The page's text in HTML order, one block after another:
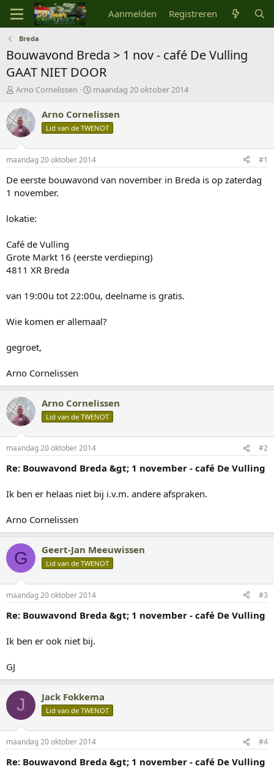
Aanmelden Registreren
Breda
Bouwavond Breda > 1 nov - café De Vulling
GAAT NIET DOOR
O
d
e
r
w
r
p
t
r
e
r
Arno Cornelissen
S
a
r
t
a
t
u
maandag 20 oktober 2014
Arno Cornelissen
Lid van de TWENOT
maandag 20 oktober 2014 #1
De eerste bouwavond van november in Breda is op zaterdag
1 november.
lokatie:
Café de Vulling
Grote Markt 16 (eerste verdieping)
4811 XR Breda
van 19:00u tot 22:00u, deelname is gratis.
Wie komen er allemaal?
gegroet,
Arno Cornelissen
Arno Cornelissen
Lid van de TWENOT
maandag 20 oktober 2014 #2
Re: Bouwavond Breda &gt; 1 november - café De Vulling
Ik ben er helaas niet bij i.v.m. andere afspraken.
Arno Cornelissen
G Geert-Jan Meeuwissen
Lid van de TWENOT
maandag 20 oktober 2014 #3
Re: Bouwavond Breda &gt; 1 november - café De Vulling
Ik ben er ook niet bij.
GJ
J Jack Fokkema
Lid van de TWENOT
maandag 20 oktober 2014 #4
Re: Bouwavond Breda &gt; 1 november - café De Vulling